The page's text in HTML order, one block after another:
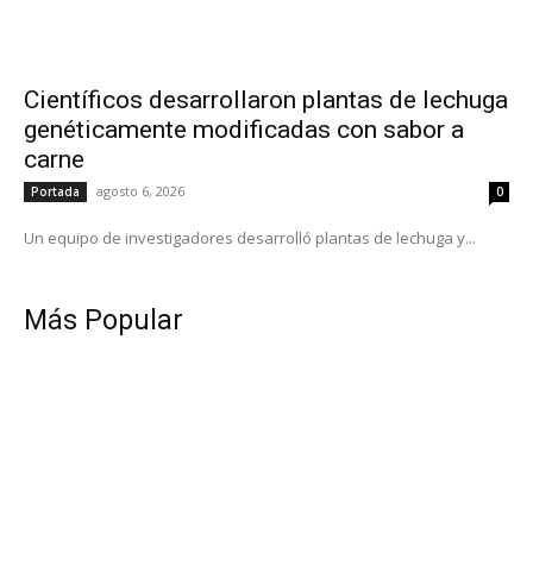
Científicos desarrollaron plantas de lechuga
genéticamente modificadas con sabor a
carne
Portada agosto 6, 2026 0
Un equipo de investigadores desarrolló plantas de lechuga y...
Más Popular